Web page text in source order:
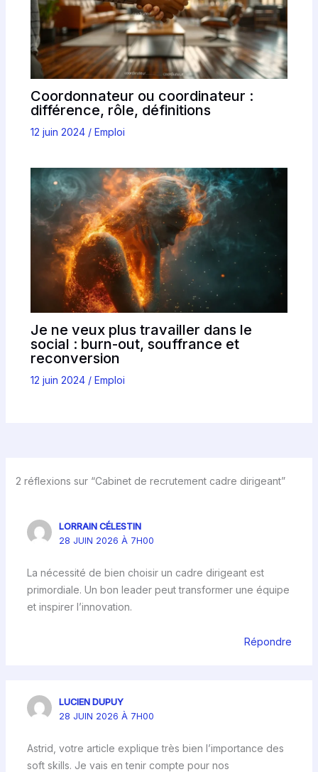
Coordonnateur ou coordinateur :
différence, rôle, définitions
12 juin 2024 / Emploi
Je ne veux plus travailler dans le
social : burn-out, souffrance et
reconversion
12 juin 2024 / Emploi
2 réflexions sur “Cabinet de recrutement cadre dirigeant”
LORRAIN CÉLESTIN
28 JUIN 2026 À 7H00
La nécessité de bien choisir un cadre dirigeant est
primordiale. Un bon leader peut transformer une équipe
et inspirer l’innovation.
Répondre
LUCIEN DUPUY
28 JUIN 2026 À 7H00
Astrid, votre article explique très bien l’importance des
soft skills. Je vais en tenir compte pour nos